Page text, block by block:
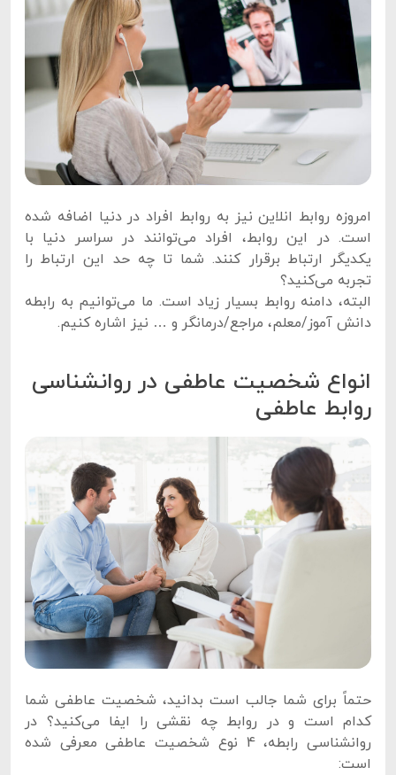
امروزه روابط انلاین نیز به روابط افراد در دنیا اضافه شده
است. در این روابط، افراد می‌توانند در سراسر دنیا با
یکدیگر ارتباط برقرار کنند. شما تا چه حد این ارتباط را
تجربه می‌کنید؟
البته، دامنه روابط بسیار زیاد است. ما می‌توانیم به رابطه
دانش آموز/معلم، مراجع/درمانگر و … نیز اشاره کنیم.
انواع شخصیت عاطفی در روانشناسی
روابط عاطفی
حتماً برای شما جالب است بدانید، شخصیت عاطفی شما
کدام است و در روابط چه نقشی را ایفا می‌کنید؟ در
روانشناسی رابطه، 4 نوع شخصیت عاطفی معرفی شده
است: